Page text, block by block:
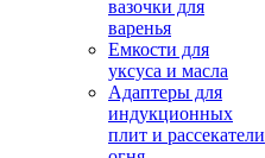
вазочки для
варенья
Емкости для
уксуса и масла
Адаптеры для
индукционных
плит и рассекатели